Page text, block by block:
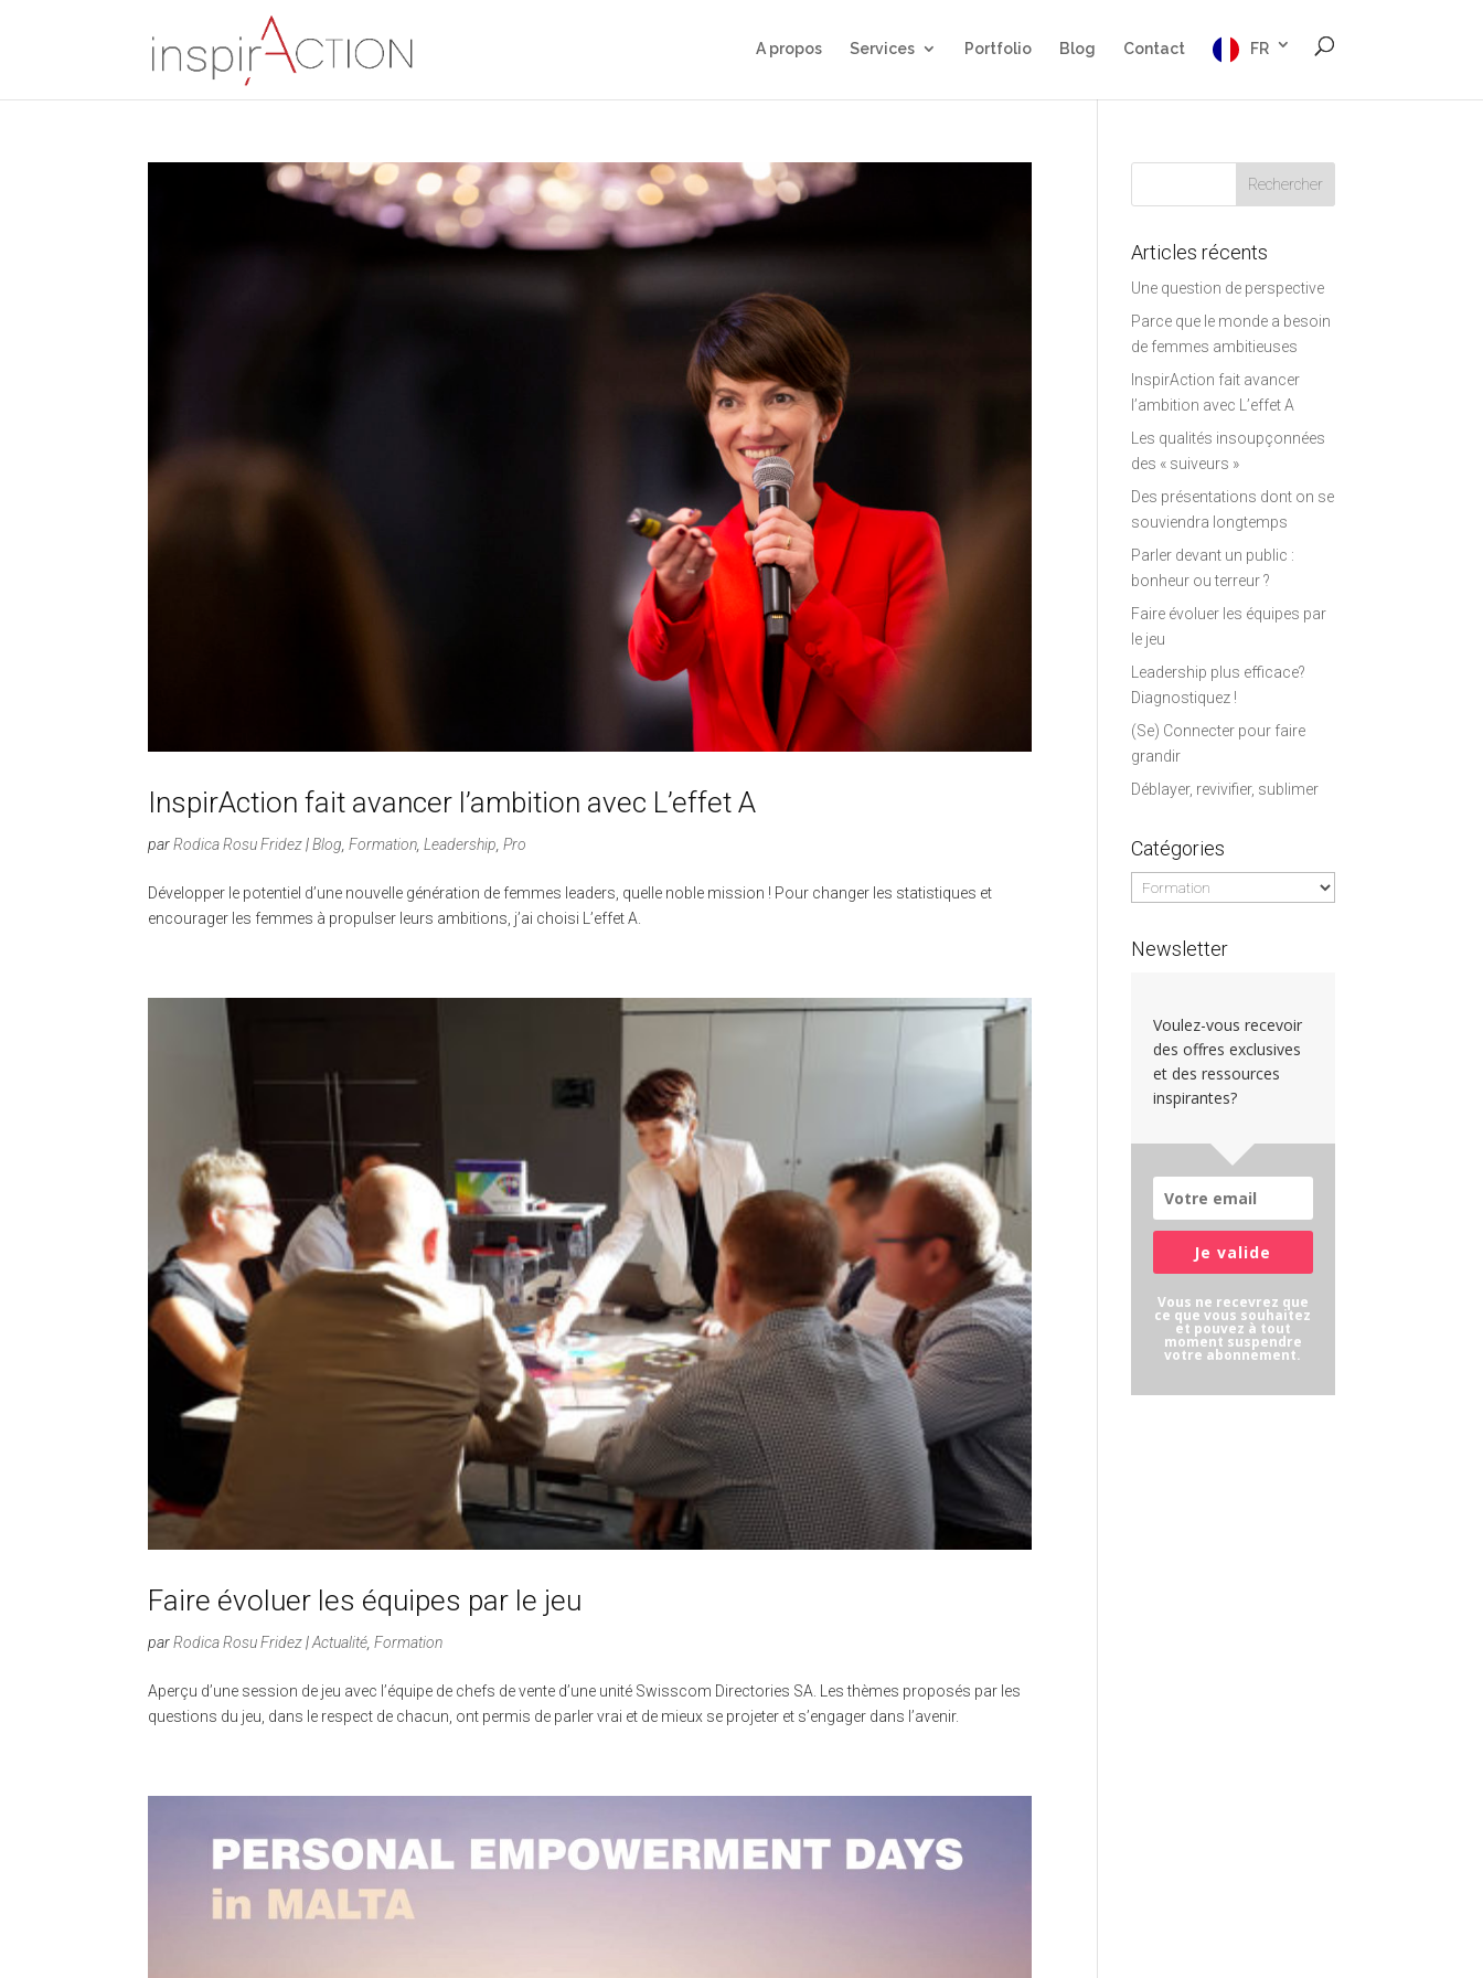
A propos Services Portfolio Blog Contact FR
InspirAction fait avancer l’ambition avec L’effet A
parRodica Rosu Fridez|Blog ,Formation ,Leadership ,Pro
Développer le potentiel d’une nouvelle génération de femmes leaders, quelle noble mission ! Pour changer les statistiques et
encourager les femmes à propulser leurs ambitions, j’ai choisi L’effet A.
Faire évoluer les équipes par le jeu
parRodica Rosu Fridez|Actualité,Formation
Aperçu d’une session de jeu avec l’équipe de chefs de vente d’une unité Swisscom Directories SA. Les thèmes proposés par les
questions du jeu, dans le respect de chacun, ont permis de parler vrai et de mieux se projeter et s’engager dans l’avenir.
Articles récents
Une question de perspective
Parce que le monde a besoin
de femmes ambitieuses
InspirAction fait avancer
l’ambition avec L’effet A
Les qualités insoupçonnées
des « suiveurs »
Des présentations dont on se
souviendra longtemps
Parler devant un public :
bonheur ou terreur ?
Faire évoluer les équipes par
le jeu
Leadership plus efficace?
Diagnostiquez !
(Se) Connecter pour faire
grandir
Déblayer, revivifier, sublimer
Catégories
Catégories
Newsletter
Voulez-vous recevoir
des offres exclusives
et des ressources
inspirantes?
Je valide
Vous ne recevrez que
ce que vous souhaitez
et pouvez à tout
moment suspendre
votre abonnement.